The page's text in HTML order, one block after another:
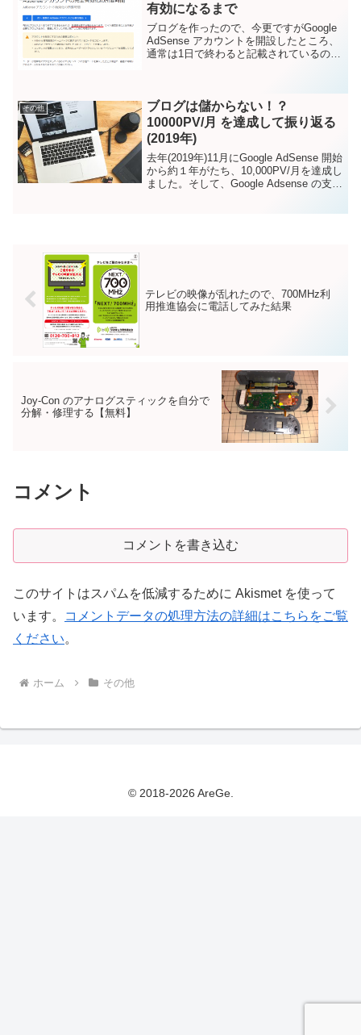
有効になるまで
ブログを作ったので、今更ですがGoogle
AdSense アカウントを開設したところ、
通常は1日で終わると記載されているの
その他
ブログは儲からない！？
10000PV/月 を達成して振り返る
(2019年)
去年(2019年)11月にGoogle AdSense 開始
から約１年がたち、10,000PV/月を達成し
ました。そして、Google Adsense の支払
テレビの映像が乱れたので、700MHz利
用推進協会に電話してみた結果
Joy-Con のアナログスティックを自分で
分解・修理する【無料】
コメント
コメントを書き込む
このサイトはスパムを低減するために Akismet を使って
います。
コメントデータの処理方法の詳細はこちらをご覧
ください。
ホーム その他
© 2018-2026 AreGe.